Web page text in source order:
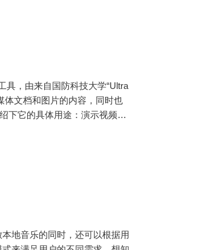
体文档和图片的内容，同时也
下它的具体用途：演示视频软
地音乐的同时，还可以根据用